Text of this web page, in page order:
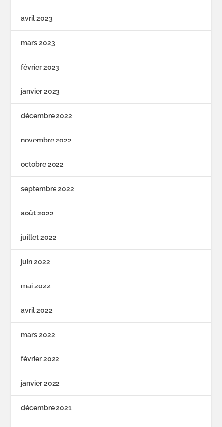
avril 2023
mars 2023
février 2023
janvier 2023
décembre 2022
novembre 2022
octobre 2022
septembre 2022
août 2022
juillet 2022
juin 2022
mai 2022
avril 2022
mars 2022
février 2022
janvier 2022
décembre 2021